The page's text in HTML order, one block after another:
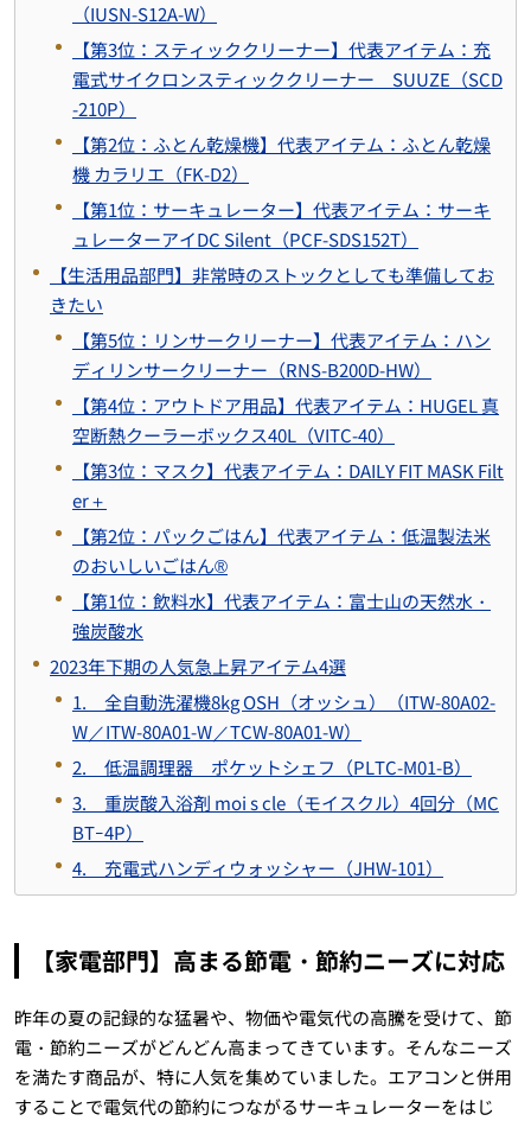
（IUSN-S12A-W）
【第3位：スティッククリーナー】代表アイテム：充
電式サイクロンスティッククリーナー SUUZE（SCD
-210P）
【第2位：ふとん乾燥機】代表アイテム：ふとん乾燥
機 カラリエ（FK-D2）
【第1位：サーキュレーター】代表アイテム：サーキ
ュレーターアイDC Silent（PCF-SDS152T）
【生活用品部門】非常時のストックとしても準備してお
きたい
【第5位：リンサークリーナー】代表アイテム：ハン
ディリンサークリーナー（RNS-B200D-HW）
【第4位：アウトドア用品】代表アイテム：HUGEL 真
空断熱クーラーボックス40L（VITC-40）
【第3位：マスク】代表アイテム：DAILY FIT MASK Filt
er＋
【第2位：パックごはん】代表アイテム：低温製法米
のおいしいごはん®
【第1位：飲料水】代表アイテム：富士山の天然水・
強炭酸水
2023年下期の人気急上昇アイテム4選
1. 全自動洗濯機8kg OSH（オッシュ）（ITW-80A02-
W／ITW-80A01-W／TCW-80A01-W）
2. 低温調理器 ポケットシェフ（PLTC-M01-B）
3. 重炭酸入浴剤 moi s cle（モイスクル）4回分（MC
BTｰ4P）
4. 充電式ハンディウォッシャー（JHW-101）
【家電部門】高まる節電・節約ニーズに対応
昨年の夏の記録的な猛暑や、物価や電気代の高騰を受けて、節
電・節約ニーズがどんどん高まってきています。そんなニーズ
を満たす商品が、特に人気を集めていました。エアコンと併用
することで電気代の節約につながるサーキュレーターをはじ